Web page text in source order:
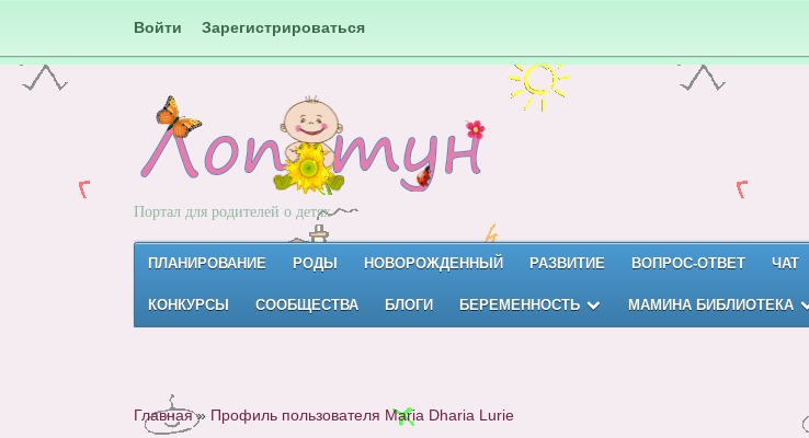
Войти Зарегистрироваться
Портал для родителей о детях
ПЛАНИРОВАНИЕ РОДЫ НОВОРОЖДЕННЫЙ РАЗВИТИЕ ВОПРОС-ОТВЕТ ЧАТ
КОНКУРСЫ СООБЩЕСТВА БЛОГИ БЕРЕМЕННОСТЬ МАМИНА БИБЛИОТЕКА
Главная» Профиль пользователя Maria Dharia Lurie